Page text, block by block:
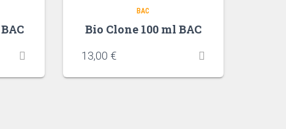
BAC
Bio Clone 100 ml BAC
13,00 €